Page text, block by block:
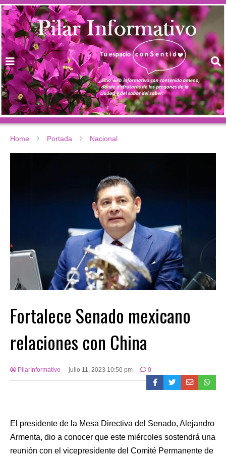
Home Portada Nacional
Fortalece Senado mexicano
relaciones con China
PilarInformativo julio 11, 2023 10:50 pm 0
El presidente de la Mesa Directiva del Senado, Alejandro
Armenta, dio a conocer que este miércoles sostendrá una
reunión con el vicepresidente del Comité Permanente de